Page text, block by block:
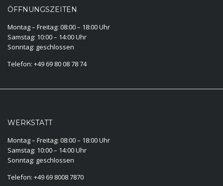
ÖFFNUNGSZEITEN
Montag – Freitag: 08:00 – 18:00 Uhr
Samstag: 10:00 – 14:00 Uhr
Sonntag: geschlossen
Telefon: +49 69 80 08 78 74
WERKSTATT
Montag – Freitag: 08:00 – 18:00 Uhr
Samstag: 10:00 – 14:00 Uhr
Sonntag: geschlossen
Telefon: +49 69 8008 7870